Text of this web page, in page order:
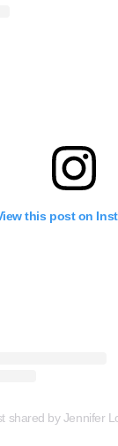
this post on
shared by Jennifer